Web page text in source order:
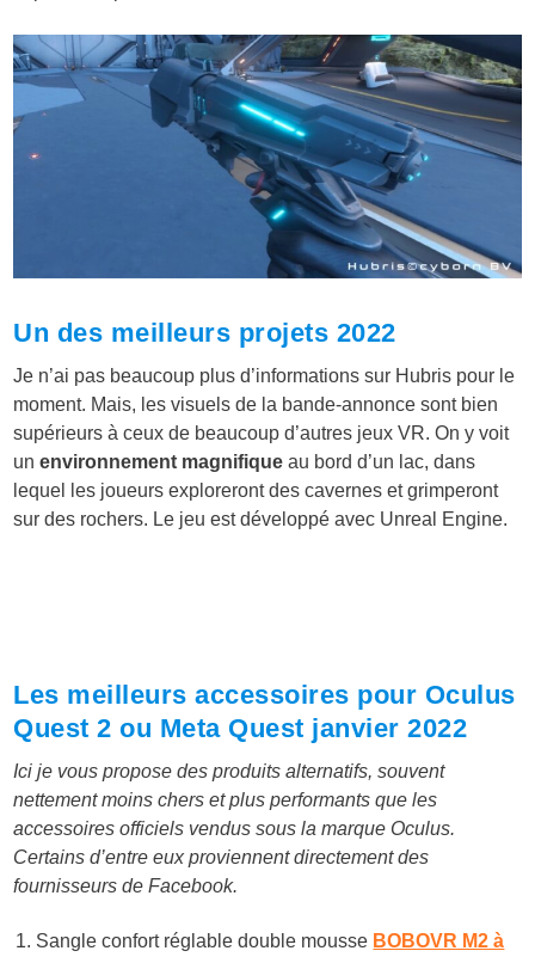
Un des meilleurs projets 2022
Je n’ai pas beaucoup plus d’informations sur Hubris pour le
moment. Mais, les visuels de la bande-annonce sont bien
supérieurs à ceux de beaucoup d’autres jeux VR. On y voit
un environnement magnifique au bord d’un lac, dans
lequel les joueurs exploreront des cavernes et grimperont
sur des rochers. Le jeu est développé avec Unreal Engine.
Les meilleurs accessoires pour Oculus
Quest 2 ou Meta Quest janvier 2022
Ici je vous propose des produits alternatifs, souvent
nettement moins chers et plus performants que les
accessoires officiels vendus sous la marque Oculus.
Certains d’entre eux proviennent directement des
fournisseurs de Facebook.
Sangle confort réglable double mousse BOBOVR M2 à